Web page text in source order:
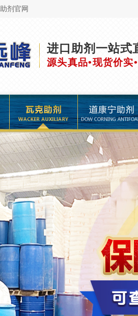
剂官网
进口助剂一站式
源头真品•现货价实
道康宁助剂 海明斯助剂